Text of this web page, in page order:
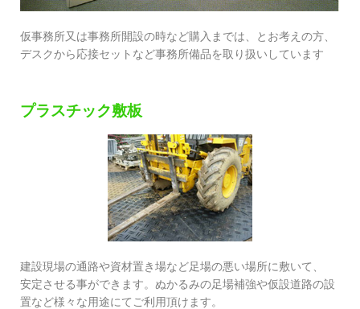
仮事務所又は事務所開設の時など購入までは、とお考えの方、
デスクから応接セットなど事務所備品を取り扱いしています
プラスチック敷板
建設現場の通路や資材置き場など足場の悪い場所に敷いて、
安定させる事ができます。ぬかるみの足場補強や仮設道路の設
置など様々な用途にてご利用頂けます。